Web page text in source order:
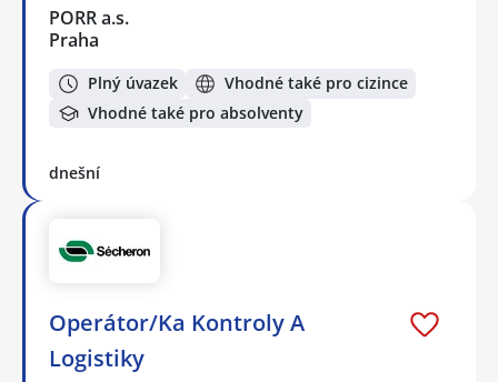
PORR a.s.
Praha
Plný úvazek
Vhodné také pro cizince
Vhodné také pro absolventy
dnešní
Operátor/Ka Kontroly A
Logistiky